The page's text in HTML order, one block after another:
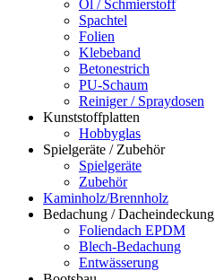
Öl / Schmierstoff
Spachtel
Folien
Klebeband
Betonestrich
PU-Schaum
Reiniger / Spraydosen
Kunststoffplatten
Hobbyglas
Spielgeräte / Zubehör
Spielgeräte
Zubehör
Kaminholz/Brennholz
Bedachung / Dacheindeckung
Foliendach EPDM
Blech-Bedachung
Entwässerung